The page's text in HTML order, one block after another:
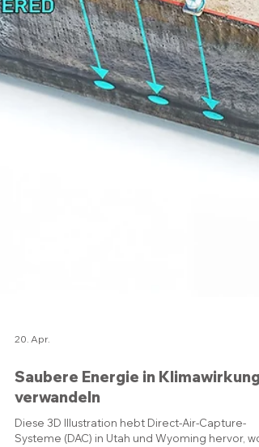
20. Apr.
verwandeln